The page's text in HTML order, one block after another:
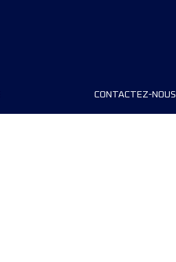
CONTACTEZ-NOUS